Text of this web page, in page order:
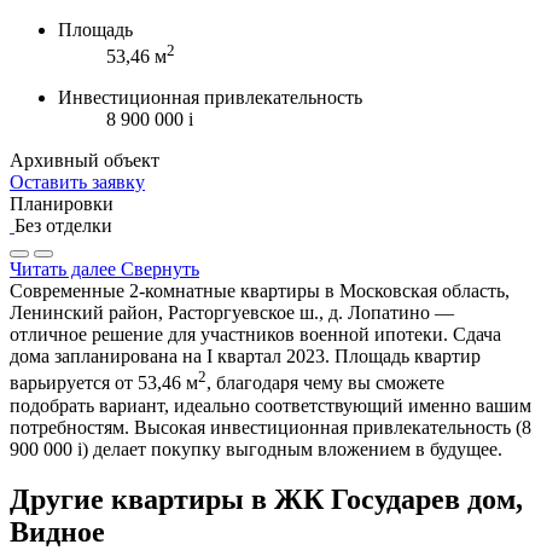
Площадь
53,46 м2
Инвестиционная привлекательность
8 900 000 i
Архивный объект
Оставить заявку
Планировки
Без отделки
Читать далее Свернуть
Современные 2-комнатные квартиры в Московская область,
Ленинский район, Расторгуевское ш., д. Лопатино —
отличное решение для участников военной ипотеки. Сдача
дома запланирована на I квартал 2023. Площадь квартир
варьируется от 53,46 м2, благодаря чему вы сможете
подобрать вариант, идеально соответствующий именно вашим
потребностям. Высокая инвестиционная привлекательность (8
900 000 i) делает покупку выгодным вложением в будущее.
Другие квартиры в ЖК Государев дом,
Видное